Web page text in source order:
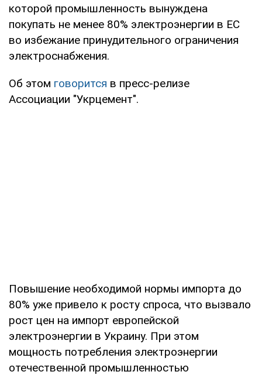
которой промышленность вынуждена
покупать не менее 80% электроэнергии в ЕС
во избежание принудительного ограничения
электроснабжения.
Об этом говорится в пресс-релизе
Ассоциации "Укрцемент".
Повышение необходимой нормы импорта до
80% уже привело к росту спроса, что вызвало
рост цен на импорт европейской
электроэнергии в Украину. При этом
мощность потребления электроэнергии
отечественной промышленностью